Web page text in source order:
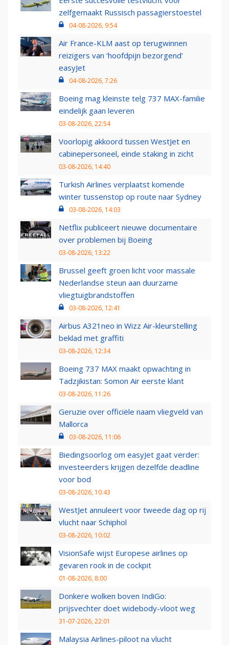
zelfgemaakt Russisch passagierstoestel
04-08-2026, 9:54
Air France-KLM aast op terugwinnen
reizigers van ‘hoofdpijn bezorgend’
easyJet
04-08-2026, 7:26
Boeing mag kleinste telg 737 MAX-familie
eindelijk gaan leveren
03-08-2026, 22:54
Voorlopig akkoord tussen WestJet en
cabinepersoneel, einde staking in zicht
03-08-2026, 14:40
Turkish Airlines verplaatst komende
winter tussenstop op route naar Sydney
03-08-2026, 14:03
Netflix publiceert nieuwe documentaire
over problemen bij Boeing
03-08-2026, 13:22
Brussel geeft groen licht voor massale
Nederlandse steun aan duurzame
vliegtuigbrandstoffen
03-08-2026, 12:41
Airbus A321neo in Wizz Air-kleurstelling
beklad met graffiti
03-08-2026, 12:34
Boeing 737 MAX maakt opwachting in
Tadzjikistan: Somon Air eerste klant
03-08-2026, 11:26
Geruzie over officiële naam vliegveld van
Mallorca
03-08-2026, 11:06
Biedingsoorlog om easyJet gaat verder:
investeerders krijgen dezelfde deadline
voor bod
03-08-2026, 10:43
WestJet annuleert voor tweede dag op rij
vlucht naar Schiphol
03-08-2026, 10:02
VisionSafe wijst Europese airlines op
gevaren rook in de cockpit
01-08-2026, 8:00
Donkere wolken boven IndiGo:
prijsvechter doet widebody-vloot weg
31-07-2026, 22:01
Malaysia Airlines-piloot na vlucht